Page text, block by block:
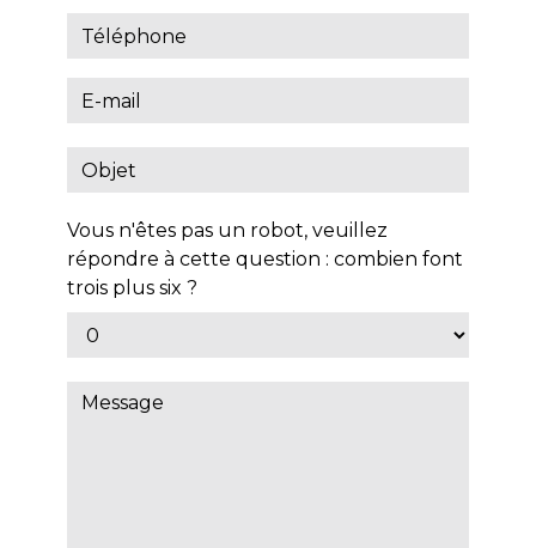
Vous n'êtes pas un robot, veuillez
répondre à cette question : combien font
trois plus six ?